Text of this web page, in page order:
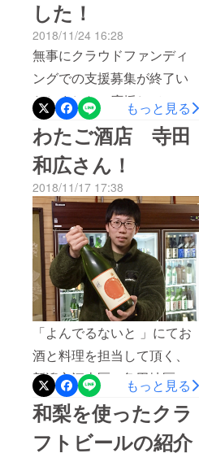
https://www.facebook.com/ni
igata.agnet.9?
__tn__=%2CdC-R-
R&amp;eid=ARBbwOIWbi_
bms-
L6Cn_CnRUjYNXZ6uZZlfhv
ahcm4MdZqYFrkykPNlyuXC
oad0x15T2wP5mwgzZBQh
Y&amp;hc_ref=ARQKiHJBq
YtVpxQx5Iay9hTNd1WlxEJ
1uci9vL8LgNGtdfUJZBd78H
QuRKhJDnraevU&amp;fref=
nf
した！
2018/11/24 16:28
無事にクラウドファンディ
ングでの支援募集が終了い
たしました！応援していた
だいた皆様、誠にありがと
うございます！「よんでる
ないと 」開催まであと１週
間を切りました。 チケット
に関しては順次発送させて
いただきます。また、リ
ターンに関しましても「よ
んでるないと 」終了後に発
送させていただきます。ま
だまだ準備もありますの
で、活動報告も載せさせて
いただきたいと思いますの
でよろしくお願い致しま
す。この度は本当にありが
とうございました！！
もっと見る
わたご酒店 寺田
和広さん！
2018/11/17 17:38
「よんでるないと 」にてお
酒と料理を担当して頂く、
新潟市江南区の亀田地区に
あります「わたご酒店」店
主の寺田和広さんです。当
日はなかなかお目にかかれ
もっと見る
和梨を使ったクラ
フトビールの紹介